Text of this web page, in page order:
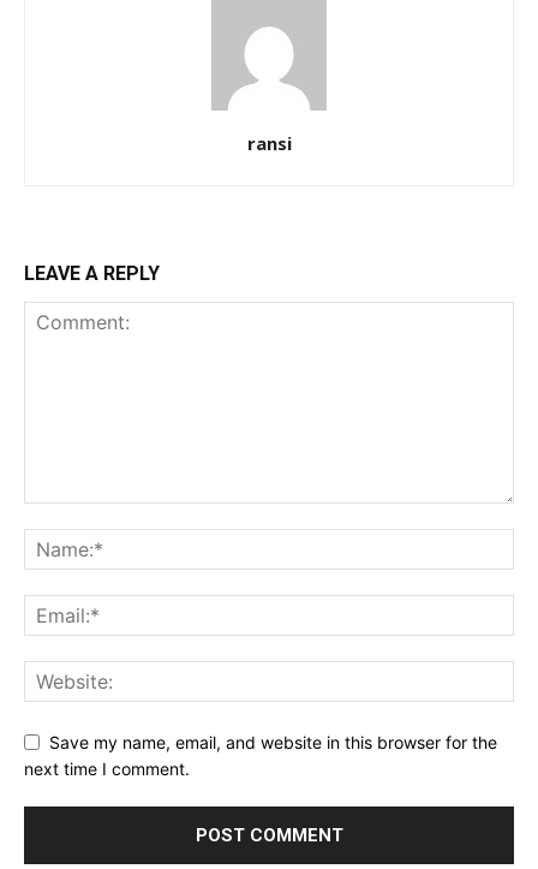
ransi
LEAVE A REPLY
Save my name, email, and website in this browser for the
next time I comment.